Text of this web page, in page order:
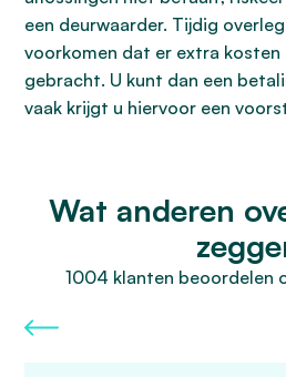
een deurwaarder. Tijdig
voorkomen dat er extra kosten
gebracht. U kunt dan een
vaak krijgt u hiervoor een
Wat anderen
1004 klanten beoordelen